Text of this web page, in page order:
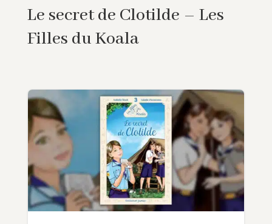
Le secret de Clotilde – Les
Filles du Koala